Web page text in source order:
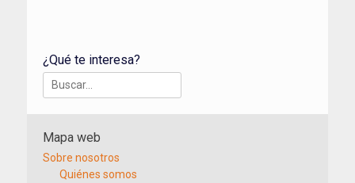
¿Qué te interesa?
Buscar:
Mapa web
Sobre nosotros
Quiénes somos